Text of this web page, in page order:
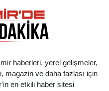
haberleri, yerel gelişmeler,
magazin ve daha fazlası için
en etkili haber sitesi